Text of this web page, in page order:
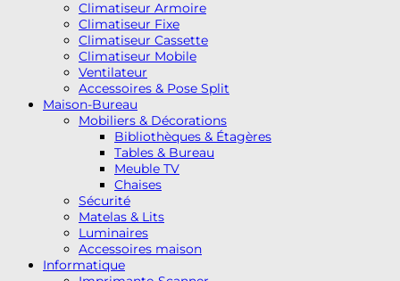
Climatiseur Armoire
Climatiseur Fixe
Climatiseur Cassette
Climatiseur Mobile
Ventilateur
Accessoires & Pose Split
Maison-Bureau
Mobiliers & Décorations
Bibliothèques & Étagères
Tables & Bureau
Meuble TV
Chaises
Sécurité
Matelas & Lits
Luminaires
Accessoires maison
Informatique